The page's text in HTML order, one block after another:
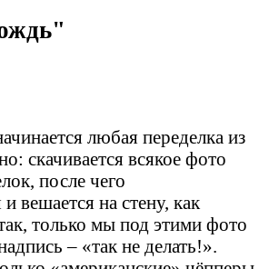
любая переделка из
скачивается всякое фото
после чего
и вешается на стену, как
только мы под этими фото
– «так не делать!».